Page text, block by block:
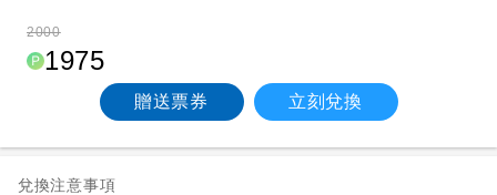
2000
1975
贈送票券 立刻兌換
兌換注意事項